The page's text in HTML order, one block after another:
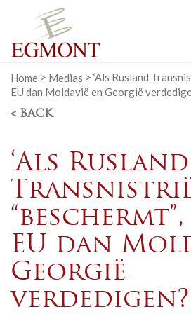
Home > Medias > ‘Als Rusland
EU dan Moldavië en Georgië
< BACK
‘Als Rusland
EU dan
Georgië
verdedigen?’